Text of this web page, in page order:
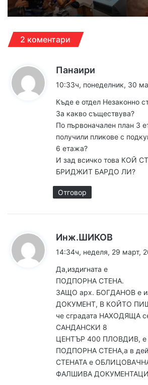
2 коментари
Панаири
а
:
10:33ч, понеделник, 30
Къде е отдел Незаконно
За какво съществува?
По първоначален план 3
получили пликове с
6 етажа?
И зад всичко това КОЙ
БРИДЖИТ БАРДО ЛИ?
Отговор
Инж.ШИКОВ
а
:
14:34ч, неделя, 29 март,
Да,издигната е
ПОДПОРНА СТЕНА.
ЗАЩО арх. БОГДАНОВ е
ДОКУМЕНТ, В КОЙТО
че сградата НАХОДЯЩА
САНДАНСКИ 8
ЦЕНТЪР 400 ПЛОВДИВ, е
ПОДПОРНА СТЕНА,а в
СТЕНАТА е
ФАЛШИВА